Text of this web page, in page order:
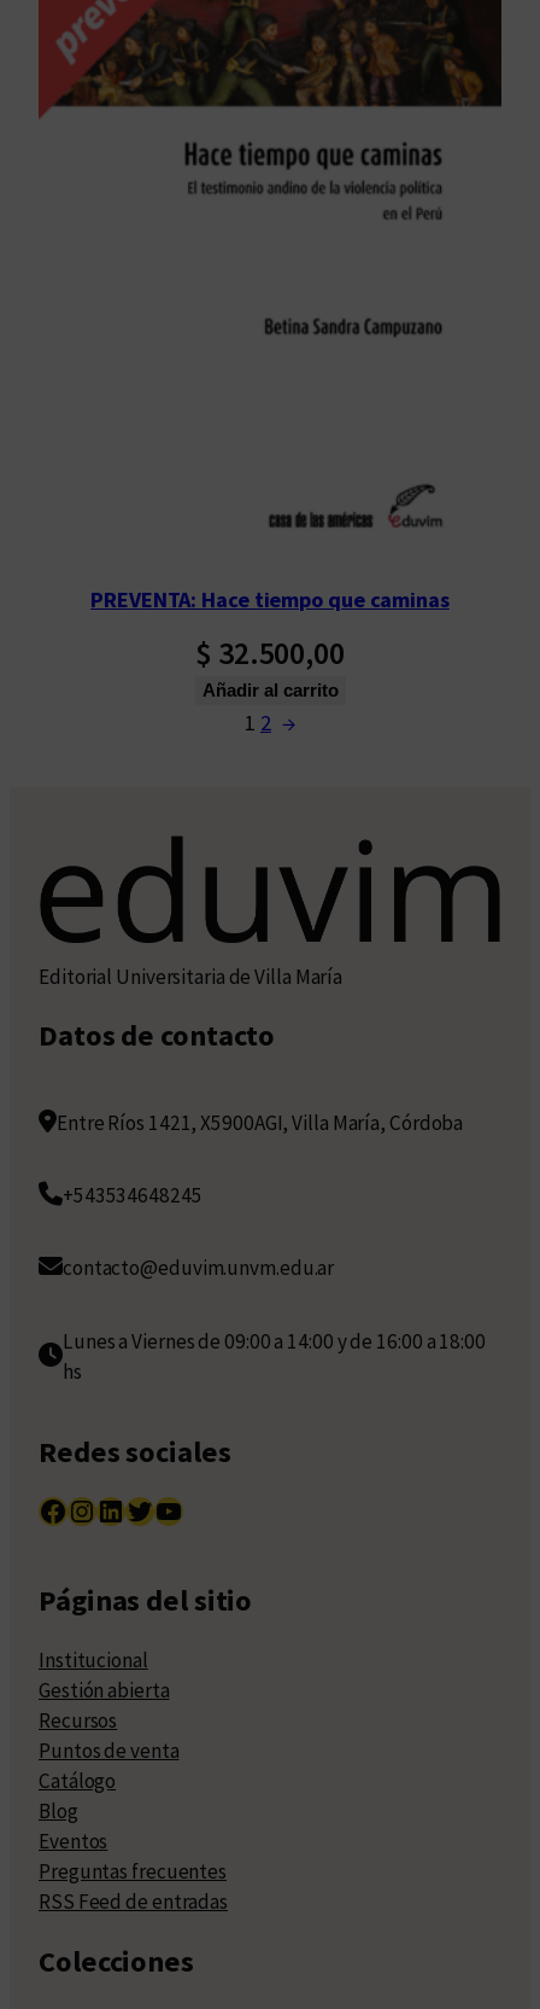
PREVENTA: Hace tiempo que caminas
$ 32.500,00
Añadir al carrito
1 2 →
Editorial Universitaria de Villa María
Datos de contacto
Entre Ríos 1421, X5900AGI, Villa María, Córdoba
+543534648245
contacto@eduvim.unvm.edu.ar
Lunes a Viernes de 09:00 a 14:00 y de 16:00 a 18:00
hs
Redes sociales
Facebook InstagramLinkedIn Twitter YouTube
Páginas del sitio
Institucional
Gestión abierta
Recursos
Puntos de venta
Catálogo
Blog
Eventos
Preguntas frecuentes
RSS Feed de entradas
Colecciones